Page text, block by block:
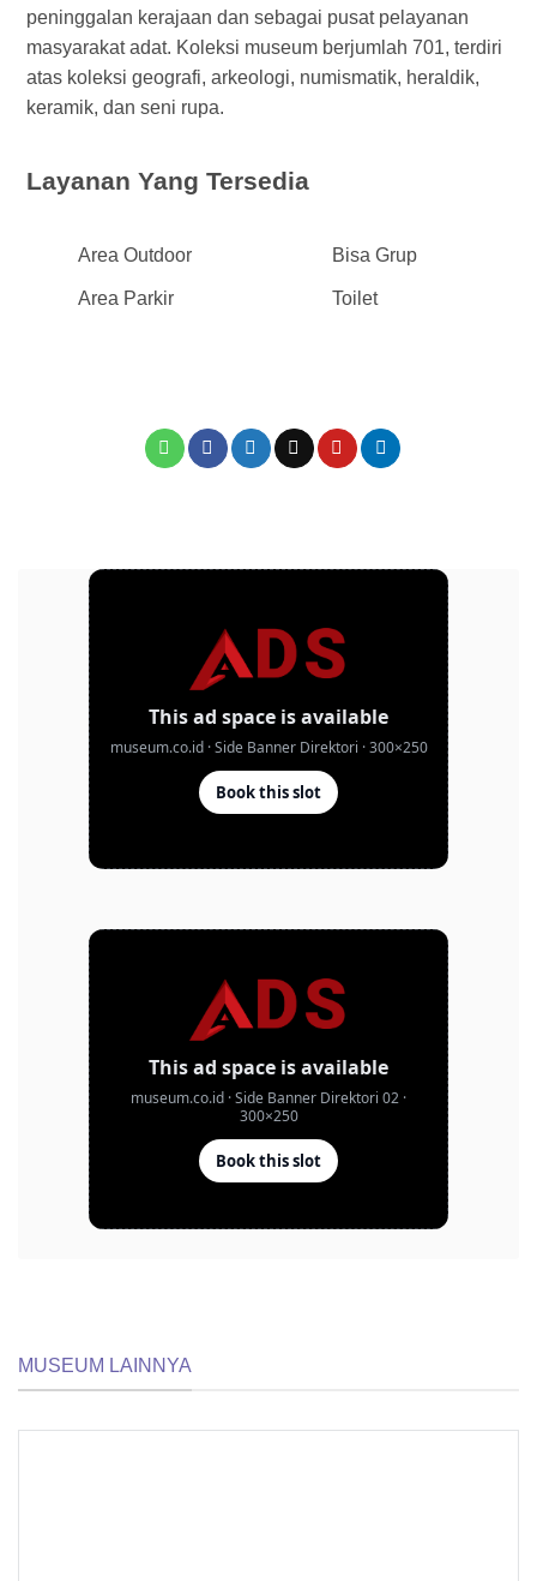
peninggalan kerajaan dan sebagai pusat pelayanan
masyarakat adat. Koleksi museum berjumlah 701, terdiri
atas koleksi geografi, arkeologi, numismatik, heraldik,
keramik, dan seni rupa.
Layanan Yang Tersedia
Area Outdoor Bisa Grup
Area Parkir Toilet
MUSEUM LAINNYA